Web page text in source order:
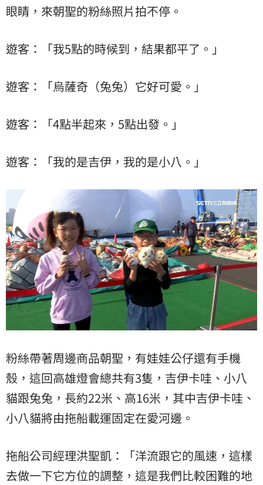
眼睛，來朝聖的粉絲照片拍不停。
遊客：「我5點的時候到，結果都平了。」
遊客：「烏薩奇（兔兔）它好可愛。」
遊客：「4點半起來，5點出發。」
遊客：「我的是吉伊，我的是小八。」
粉絲帶著周邊商品朝聖，有娃娃公仔還有手機
殼，這回高雄燈會總共有3隻，吉伊卡哇、小八
貓跟兔兔，長約22米、高16米，其中吉伊卡哇、
小八貓將由拖船載運固定在愛河邊。
拖船公司經理洪聖凱：「洋流跟它的風速，這樣
去做一下它方位的調整，這是我們比較困難的地